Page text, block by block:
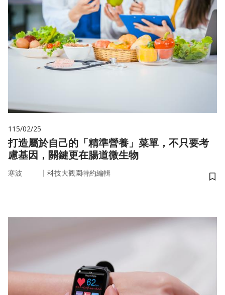
115/02/25
打造屬於自己的「精準營養」菜單，不只要考
慮基因，關鍵更在腸道微生物
寒波 ｜ 科技大觀園特約編輯
儲